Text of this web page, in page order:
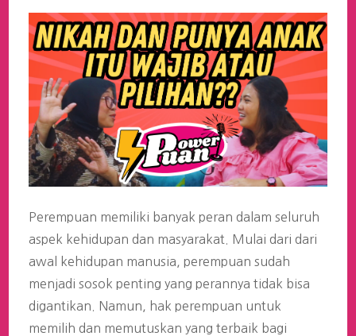
Perempuan memiliki banyak peran dalam seluruh
aspek kehidupan dan masyarakat. Mulai dari dari
awal kehidupan manusia, perempuan sudah
menjadi sosok penting yang perannya tidak bisa
digantikan. Namun, hak perempuan untuk
memilih dan memutuskan yang terbaik bagi